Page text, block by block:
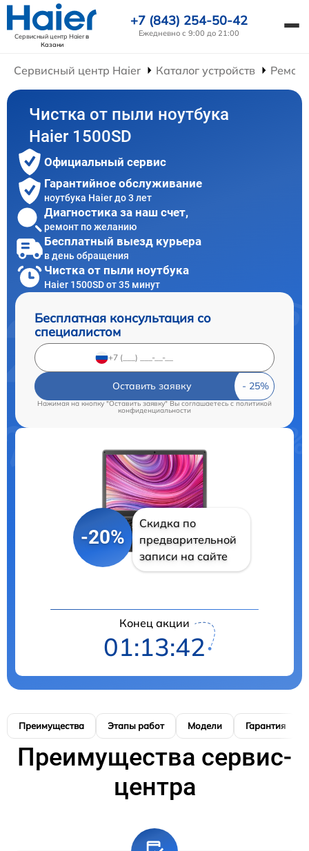
Сервисный центр Haierв
Казани
+7 (843) 254-50-42
Ежедневно с 9:00 до 21:00
Сервисный центр Haier Каталог устройств
Чистка от пыли ноутбука
Haier 1500SD
Официальный сервис
Гарантийное обслуживание
ноутбука Haier до 3 лет
Диагностика за наш счет,
ремонт по желанию
Бесплатный выезд курьера
в день обращения
Чистка от пыли ноутбука
Haier 1500SD от 35 минут
Бесплатная консультация со
специалистом
Оставить заявку
Нажимая на кнопку "Оставить заявку" Вы соглашаетесь cполитикой
конфиденциальности
-20%
Скидка по
предварительной
записи на сайте
Конец акции
01:13:42
Преимущества Этапы работ Модели Гарантия
Преимущества сервис-
центра